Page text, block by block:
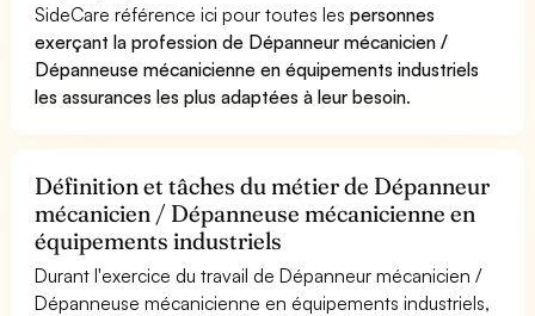
SideCare référence ici pour toutes lespersonnes
exerçant la profession de Dépanneur mécanicien /
Dépanneuse mécanicienne en équipements industriels
les assurances les plus adaptées à leur besoin.
Définition et tâches du métier de Dépanneur
mécanicien / Dépanneuse mécanicienne en
équipements industriels
Durant l'exercice du travail de Dépanneur mécanicien /
Dépanneuse mécanicienne en équipements industriels,